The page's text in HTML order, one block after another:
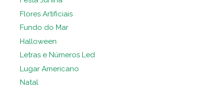
Flores Artificiais
Fundo do Mar
Halloween
Letras e Números Led
Lugar Americano
Natal